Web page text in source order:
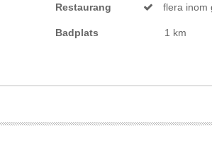
Restaurang flera inom
Badplats 1 km